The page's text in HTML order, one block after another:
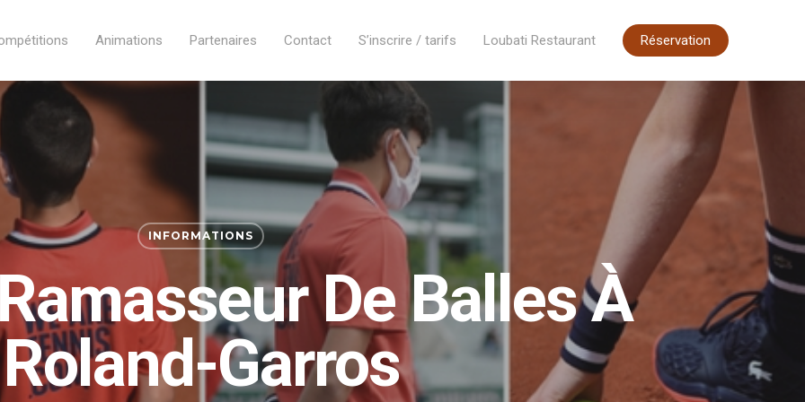
Animations Partenaires Contact S’inscrire / tarifs Loubati Restaurant Réservation
INFORMATIONS
De Balles À
Roland-Garros